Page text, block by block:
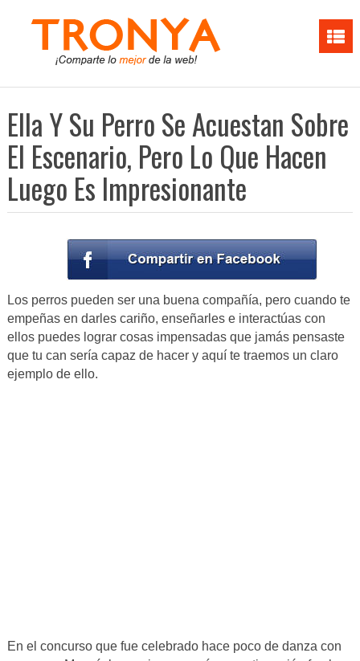
Ella Y Su Perro Se Acuestan Sobre
El Escenario, Pero Lo Que Hacen
Luego Es Impresionante
Los perros pueden ser una buena compañía, pero cuando te
empeñas en darles cariño, enseñarles e interactúas con
ellos puedes lograr cosas impensadas que jamás pensaste
que tu can sería capaz de hacer y aquí te traemos un claro
ejemplo de ello.
En el concurso que fue celebrado hace poco de danza con